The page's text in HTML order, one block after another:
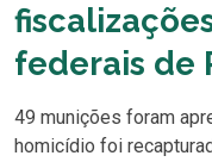
federais de
49 munições foram
homicídio foi